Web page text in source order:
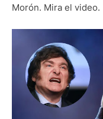
Morón. Mira el video.